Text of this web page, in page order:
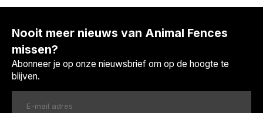
Nooit meer nieuws van Animal Fences
missen?
Abonneer je op onze nieuwsbrief om op de hoogte te
blijven.